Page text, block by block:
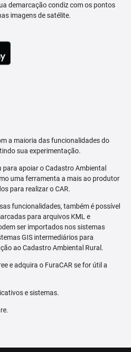
demarcação condiz com os pontos
imagens de satélite.
a maioria das funcionalidades do
sua experimentação.
para apoiar o Cadastro Ambiental
uma ferramenta a mais ao produtor
para realizar o CAR.
funcionalidades, também é possível
para arquivos KML e
ser importados nos sistemas
GIS intermediários para
ao Cadastro Ambiental Rural.
e adquira o FuraCAR se for útil a
e sistemas.